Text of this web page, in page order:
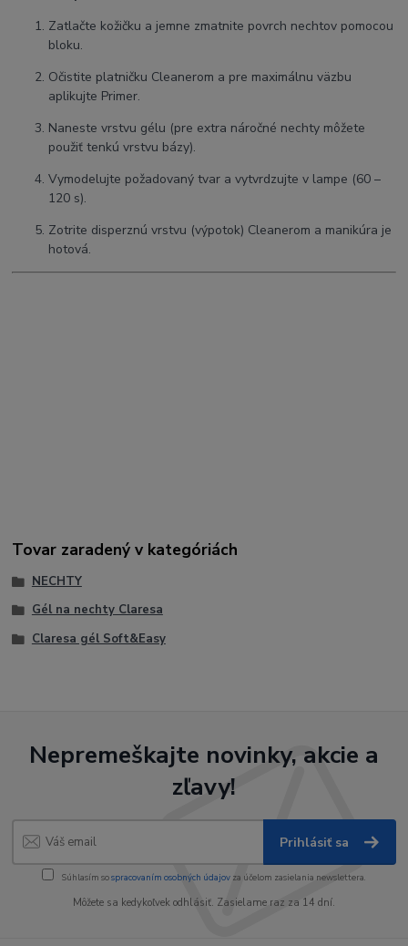
Zatlačte kožičku a jemne zmatnite povrch nechtov pomocou
bloku.
Očistite platničku Cleanerom a pre maximálnu väzbu
aplikujte Primer.
Naneste vrstvu gélu (pre extra náročné nechty môžete
použiť tenkú vrstvu bázy).
Vymodelujte požadovaný tvar a vytvrdzujte v lampe (60 –
120 s).
Zotrite disperznú vrstvu (výpotok) Cleanerom a manikúra je
hotová.
Tovar zaradený v kategóriách
NECHTY
Gél na nechty Claresa
Claresa gél Soft&Easy
Nepremeškajte novinky, akcie a
zľavy!
Prihlásiť sa
Súhlasím sospracovaním osobných údajov za účelom zasielania newslettera.
Môžete sa kedykoľvek odhlásiť. Zasielame raz za 14 dní.